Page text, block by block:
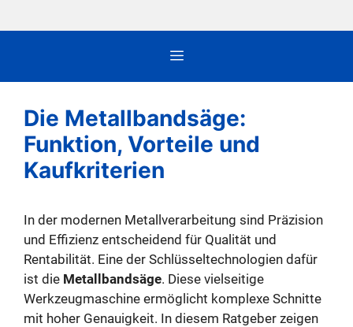
Menü
Die Metallbandsäge:
Funktion, Vorteile und
Kaufkriterien
In der modernen Metallverarbeitung sind Präzision
und Effizienz entscheidend für Qualität und
Rentabilität. Eine der Schlüsseltechnologien dafür
ist die Metallbandsäge. Diese vielseitige
Werkzeugmaschine ermöglicht komplexe Schnitte
mit hoher Genauigkeit. In diesem Ratgeber zeigen